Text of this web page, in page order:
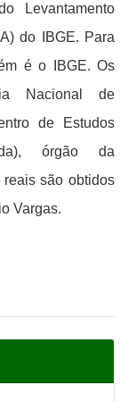
Levantamento
do IBGE. Para
é o IBGE. Os
Nacional de
de Estudos
órgão da
são obtidos
Vargas.